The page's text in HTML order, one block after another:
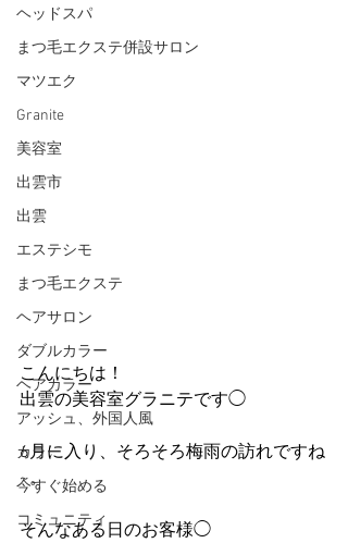
ヘッドスパ
まつ毛エクステ併設サロン
マツエク
Granite
美容室
出雲市
出雲
エステシモ
まつ毛エクステ
ヘアサロン
ダブルカラー
ヘアカラー
アッシュ、外国人風
カラー
今すぐ始める
コミュニティ
こんにちは！
出雲の美容室グラニテです◯
6月に入り、そろそろ梅雨の訪れですね
~。
そんなある日のお客様◯